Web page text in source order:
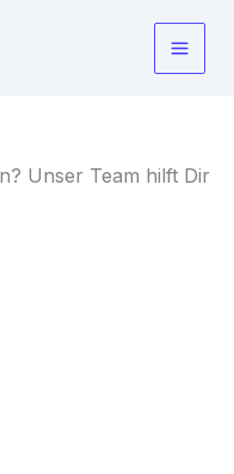
Main
Unser Team hilft Dir